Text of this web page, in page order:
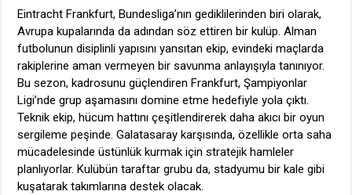
Eintracht Frankfurt, Bundesliga’nın gediklilerinden biri olarak,
Avrupa kupalarında da adından söz ettiren bir kulüp. Alman
futbolunun disiplinli yapısını yansıtan ekip, evindeki maçlarda
rakiplerine aman vermeyen bir savunma anlayışıyla tanınıyor.
Bu sezon, kadrosunu güçlendiren Frankfurt, Şampiyonlar
Ligi’nde grup aşamasını domine etme hedefiyle yola çıktı.
Teknik ekip, hücum hattını çeşitlendirerek daha akıcı bir oyun
sergileme peşinde. Galatasaray karşısında, özellikle orta saha
mücadelesinde üstünlük kurmak için stratejik hamleler
planlıyorlar. Kulübün taraftar grubu da, stadyumu bir kale gibi
kuşatarak takımlarına destek olacak.